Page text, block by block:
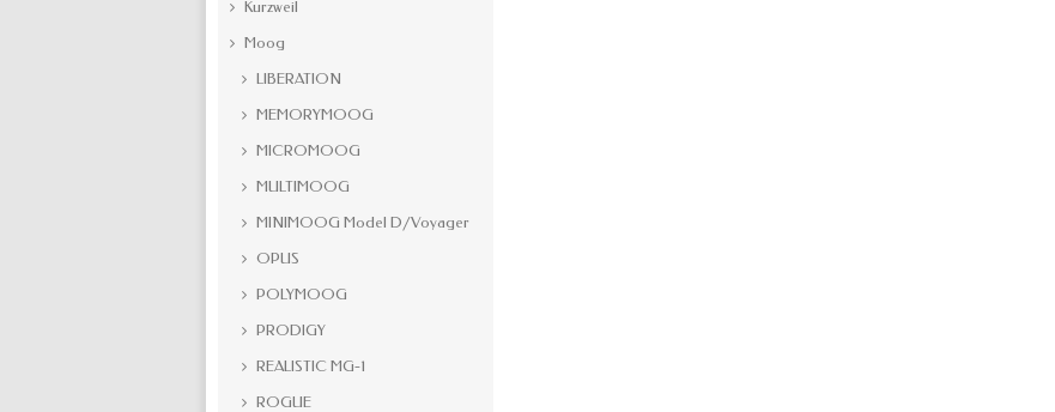
Kurzweil
Moog
LIBERATION
MEMORYMOOG
MICROMOOG
MULTIMOOG
MINIMOOG Model D/Voyager
OPUS
POLYMOOG
PRODIGY
REALISTIC MG-1
ROGUE